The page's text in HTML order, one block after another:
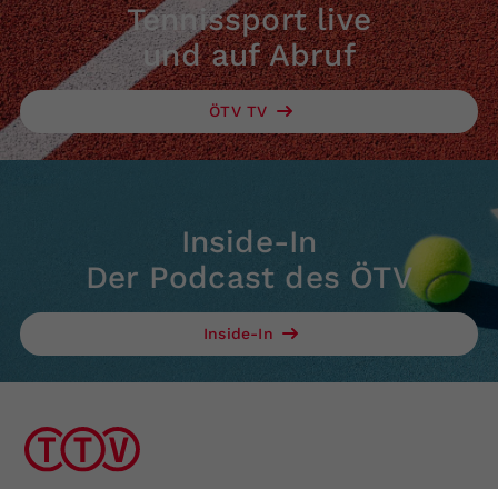
Tennissport live
und auf Abruf
ÖTV TV
Inside-In
Der Podcast des ÖTV
Inside-In